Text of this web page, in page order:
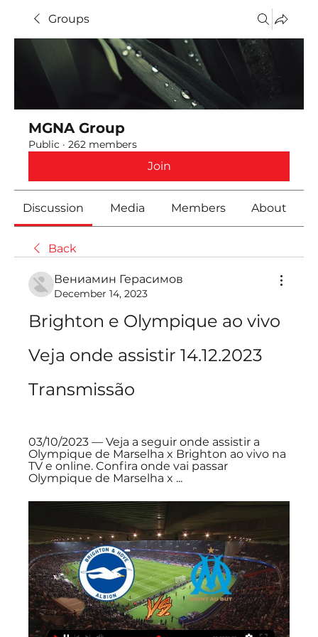
Groups
MGNA Group
Public · 262 members
Join
Discussion Media Members About
Back
Вениамин Герасимов
December 14, 2023
Brighton e Olympique ao vivo
Veja onde assistir 14.12.2023
Transmissão
03/10/2023 — Veja a seguir onde assistir a
Olympique de Marselha x Brighton ao vivo na
TV e online. Confira onde vai passar
Olympique de Marselha x ...